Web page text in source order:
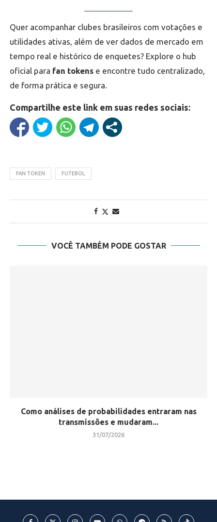
Quer acompanhar clubes brasileiros com votações e
utilidades ativas, além de ver dados de mercado em
tempo real e histórico de enquetes? Explore o hub
oficial para fan tokens e encontre tudo centralizado,
de forma prática e segura.
Compartilhe este link em suas redes sociais:
FAN TOKEN FUTEBOL
VOCÊ TAMBÉM PODE GOSTAR
Como análises de probabilidades entraram nas
transmissões e mudaram...
31/07/2026